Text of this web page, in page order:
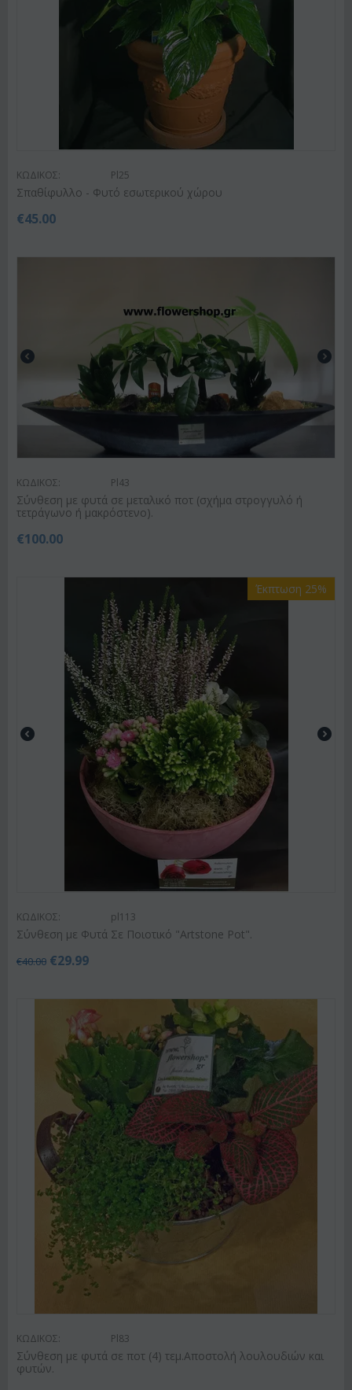
ΚΩΔΙΚΟΣ: Pl25
Σπαθίφυλλο - Φυτό εσωτερικού χώρου
€45.00
ΚΩΔΙΚΟΣ: Pl43
Σύνθεση με φυτά σε μεταλικό ποτ (σχήμα στρογγυλό ή
τετράγωνο ή μακρόστενο).
€100.00
Έκπτωση 25%
ΚΩΔΙΚΟΣ: pl113
Σύνθεση με Φυτά Σε Ποιοτικό "Artstone Pot".
€40.00 €29.99
ΚΩΔΙΚΟΣ: Pl83
Σύνθεση με φυτά σε ποτ (4) τεμ.Αποστολή λουλουδιών και
φυτών.